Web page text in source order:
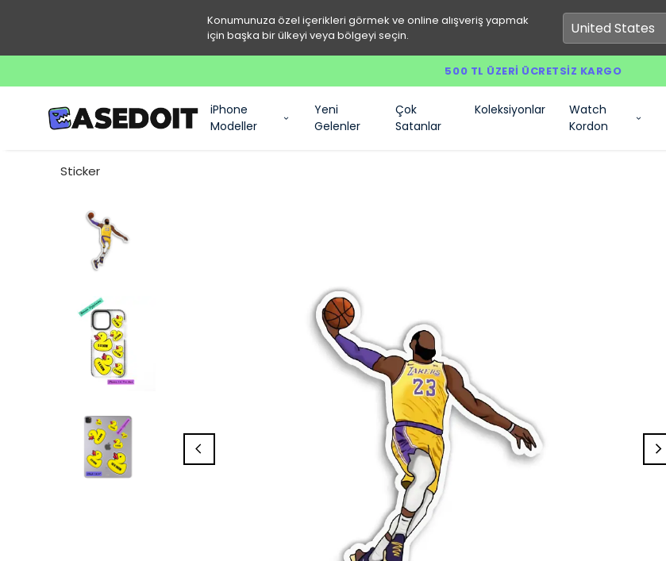
Konumunuza özel içerikleri görmek ve online alışveriş yapmak
için başka bir ülkeyi veya bölgeyi seçin.
500 TL ÜZERI ÜCRETSIZ KARGO
iPhone
Modeller
Yeni
Gelenler
Çok
Satanlar
Koleksiyonlar
Watch
Kordon
Sticker